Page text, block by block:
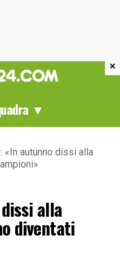
▼
«In autunno dissi alla
alla
diventati
×